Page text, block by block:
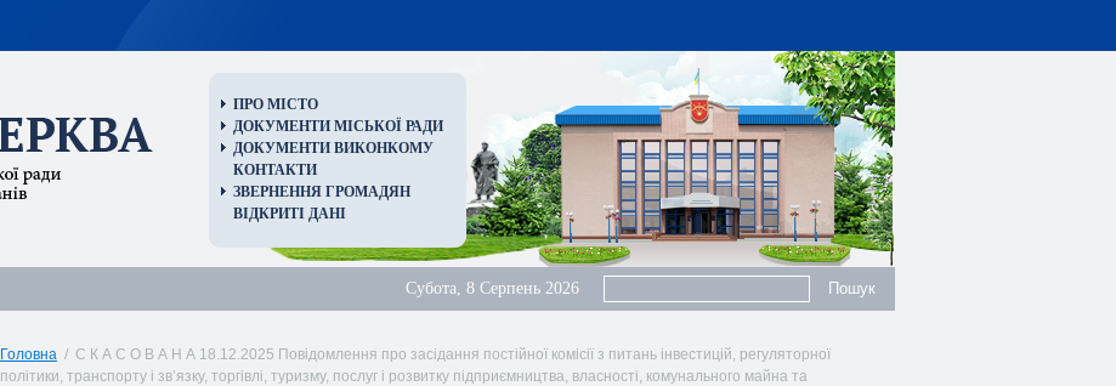
ПРО МІСТО
ДОКУМЕНТИ МІСЬКОЇ РАДИ
ДОКУМЕНТИ ВИКОНКОМУ
КОНТАКТИ
ЗВЕРНЕННЯ ГРОМАДЯН
ВІДКРИТІ ДАНІ
Субота, 8 Серпень 2026
Головна / С К А С О В А Н А 18.12.2025 Повідомлення про засідання постійної комісії з питань інвестицій, регуляторної
політики, транспорту і зв’язку, торгівлі, туризму, послуг і розвитку підприємництва, власності, комунального майна та